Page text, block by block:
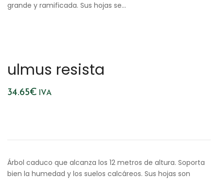
grande y ramificada. Sus hojas se…
ulmus resista
34.65€ IVA
Árbol caduco que alcanza los 12 metros de altura. Soporta
bien la humedad y los suelos calcáreos. Sus hojas son